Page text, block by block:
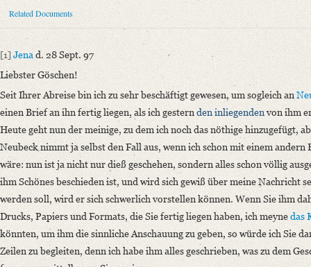
Place of Dispatch: Jena
Place of Destination: Leipzig
Notations: Empfangsort erschlossen.
Manuscript
Provider: Dresden, Sächsische Landesbibliothek - Staats- und
OAI Id: DE-611-37113
Classification Number: Mscr.Dresd.e.90,XX,Bd.3,Nr.23(16)
Number of Pages: 3 S. auf Doppelbl., hs. m. U.
Format: 18,9 x 11,9 cm
Incipit: „[1] Jena d. 28 Sept. 97
Liebster Göschen!
Seit Ihrer Abreise bin ich zu sehr beschäftigt gewesen, um sogleich an
Language
Related Documents
[1] Jena d. 28 Sept. 97
Liebster Göschen!
Seit Ihrer Abreise bin ich zu sehr beschäftigt gewesen, um sogleich an
einen Brief an ihn fertig liegen, als ich gesternden inliegendenvon ihm
Heute geht nun der meinige, zu dem ich noch das nöthige hinzugefügt,
Neubeck nimmt ja selbst den Fall aus, wenn ich schon mit einem
wäre: nun ist ja nicht nur dieß geschehen, sondern alles schon völlig
ihm Schönes beschieden ist, und wird sich gewiß über meine Nachricht
werden soll, wird er sich schwerlich vorstellen können. Wenn Sie ihm
Drucks, Papiers und Formats, die Sie fertig liegen haben, ich meynedas
könnten, um ihm die sinnliche Anschauung zu geben, so würde ich Sie
Zeilen zu begleiten, denn ich habe ihm alles geschrieben, was zu dem